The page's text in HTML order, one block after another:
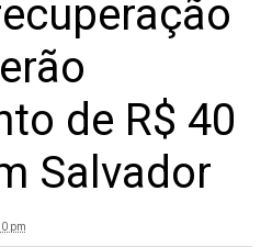
de R$ 40
Salvador
pm